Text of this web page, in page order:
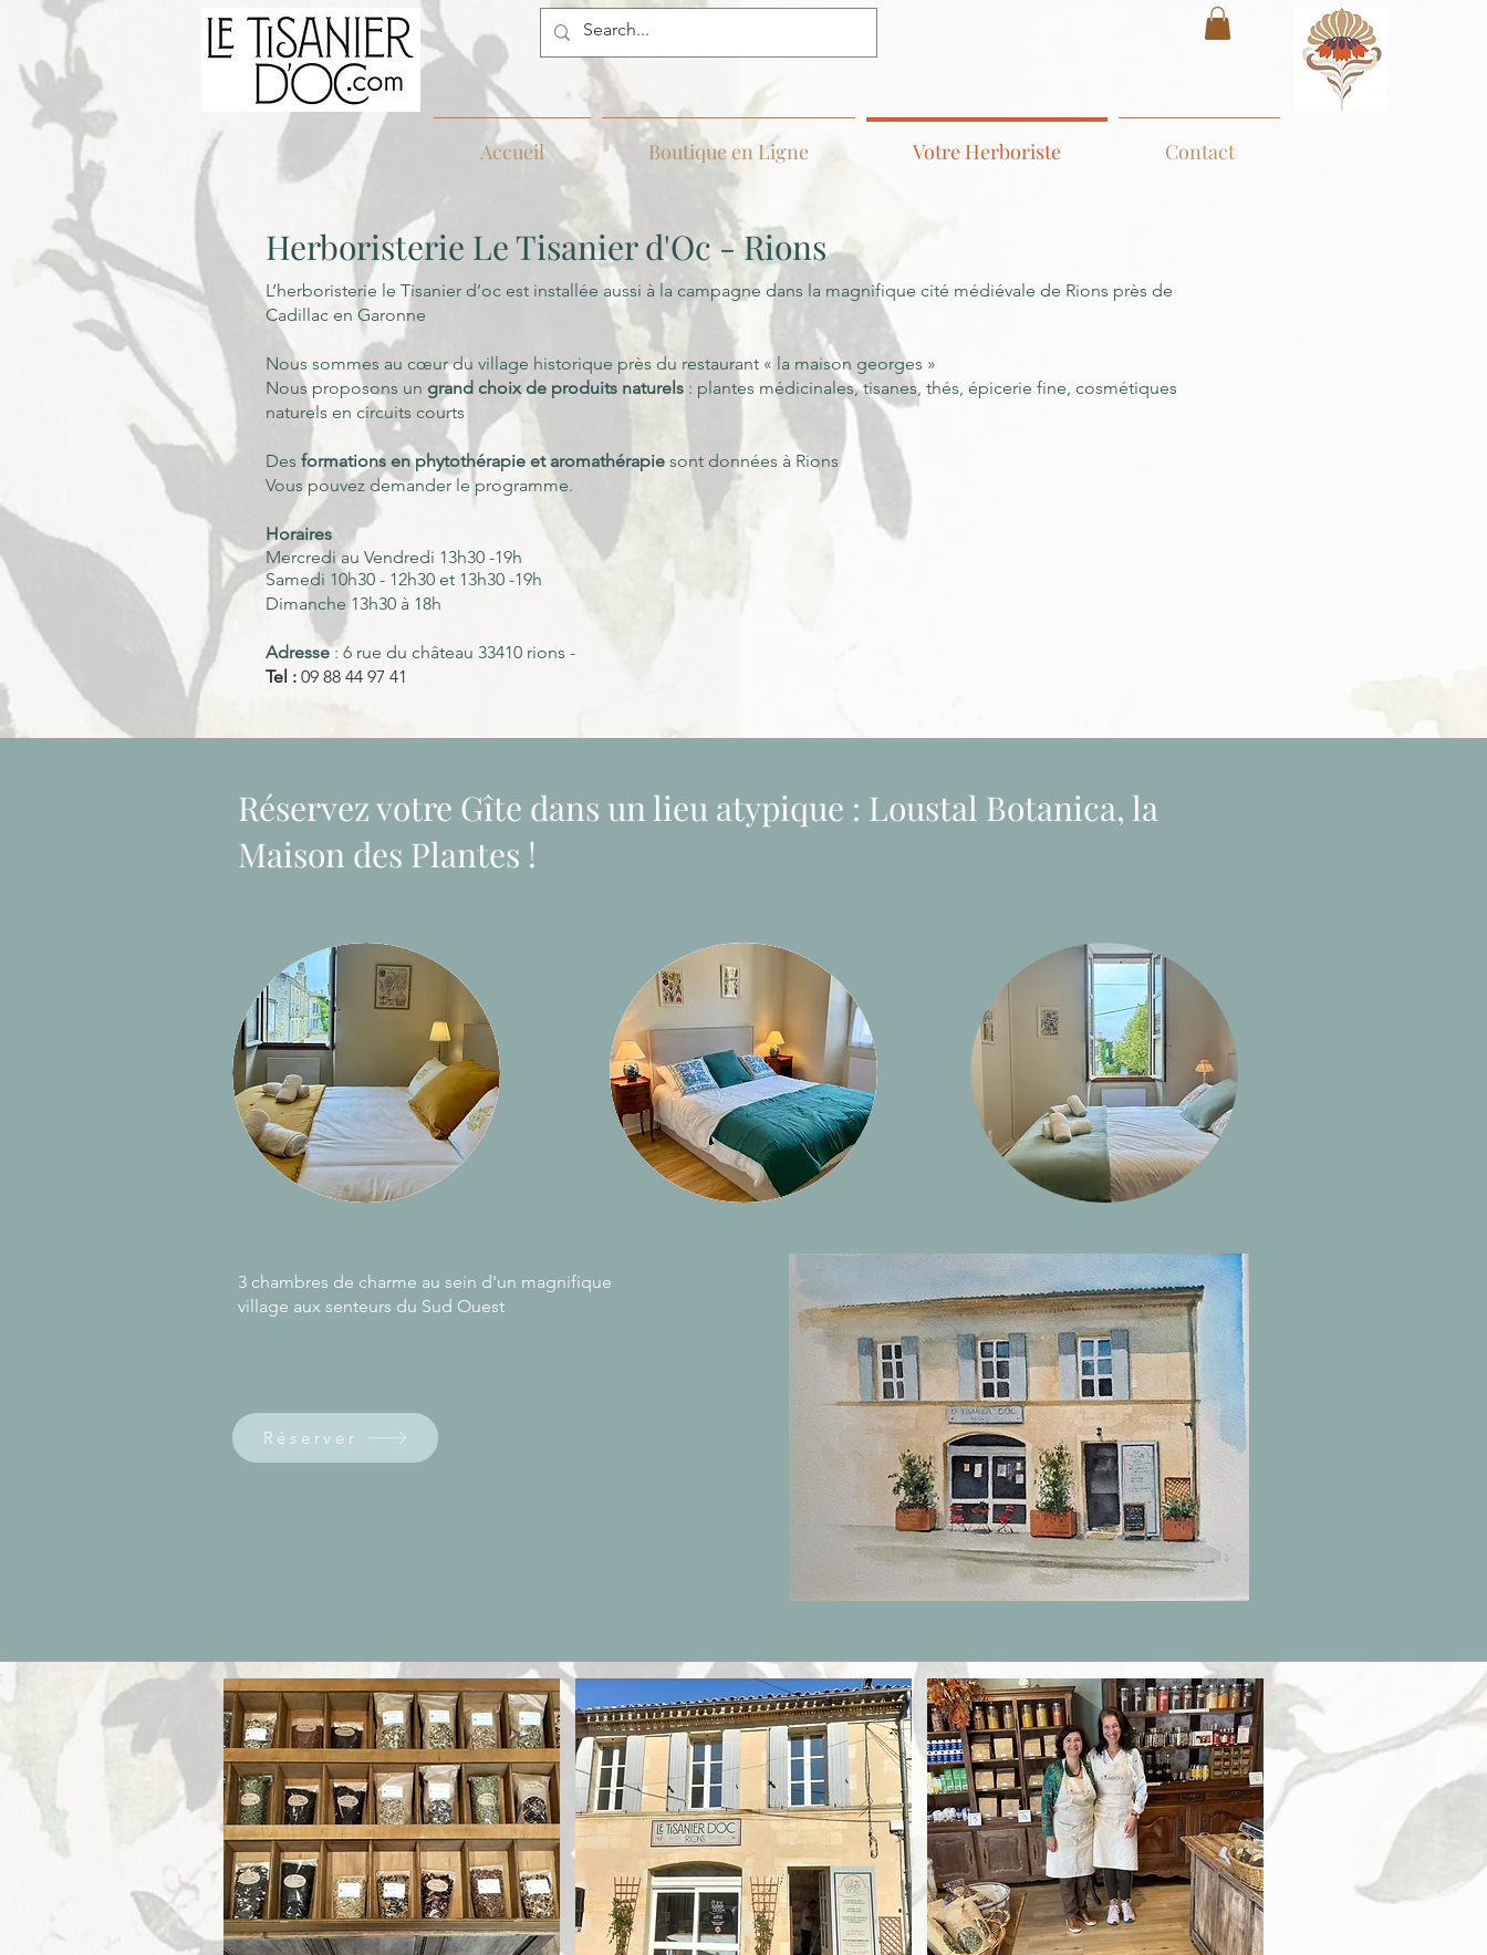
Accueil Boutique en Ligne Votre Herboriste Contact
Herboristerie Le Tisanier d'Oc - Rions
L’herboristerie le Tisanier d’oc est installée aussi à la campagne dans la magnifique cité médiévale de Rions près de
Cadillac en Garonne
Nous sommes au cœur du village historique près du restaurant « la maison georges »
Nous proposons un grand choix de produits naturels : plantes médicinales, tisanes, thés, épicerie fine, cosmétiques
naturels en circuits courts
Des formations en phytothérapie et aromathérapie sont données à Rions
Vous pouvez demander le programme.
Horaires
Mercredi au Vendredi 13h30 -19h
Samedi 10h30 - 12h30 et 13h30 -19h
Dimanche 13h30 à 18h
Adresse: 6 rue du château 33410 rions -
Tel : 09 88 44 97 41
Réservez votre Gîte dans un lieu atypique : Loustal Botanica, la
Maison des Plantes !
3 chambres de charme au sein d'un magnifique
village aux senteurs du Sud Ouest
Réserver